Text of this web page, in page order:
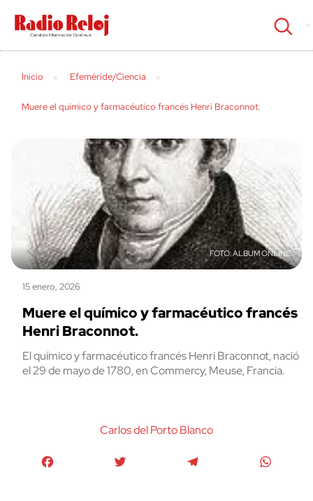
cerrar
Inicio Efeméride/Ciencia
Muere el químico y farmacéutico francés Henri Braconnot.
ALBUM ONLINE
15 enero, 2026
Muere el químico y farmacéutico francés
Henri Braconnot.
El químico y farmacéutico francés Henri Braconnot, nació
el 29 de mayo de 1780, en Commercy, Meuse, Francia.
Carlos del Porto Blanco